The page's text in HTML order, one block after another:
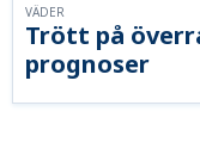
Trött på
prognoser
VÄDER